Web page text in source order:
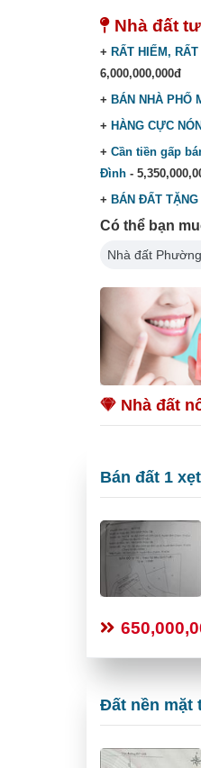
Nhà đất
+ RẤT HIẾM,
6,000,000,000đ
+ BÁN NHÀ PHỐ
+ HÀNG CỰC
+ Cần tiền gấp
Đình -
+ BÁN ĐẤT
Có thể bạn
Nhà đất
Nhà đất
Bán đất 1
Đất nền mặt